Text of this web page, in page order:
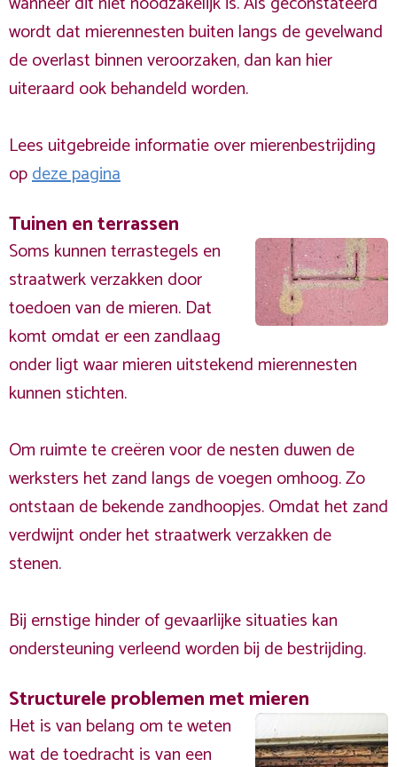
wordt dat mierennesten buiten langs de gevelwand
de overlast binnen veroorzaken, dan kan hier
uiteraard ook behandeld worden.
Lees uitgebreide informatie over mierenbestrijding
opdeze pagina
Tuinen en terrassen
Soms kunnen terrastegels en
straatwerk verzakken door
toedoen van de mieren. Dat
komt omdat er een zandlaag
onder ligt waar mieren uitstekend mierennesten
kunnen stichten.
Om ruimte te creëren voor de nesten duwen de
werksters het zand langs de voegen omhoog. Zo
ontstaan de bekende zandhoopjes. Omdat het zand
verdwijnt onder het straatwerk verzakken de
stenen.
Bij ernstige hinder of gevaarlijke situaties kan
ondersteuning verleend worden bij de bestrijding.
Structurele problemen met mieren
Het is van belang om te weten
wat de toedracht is van een